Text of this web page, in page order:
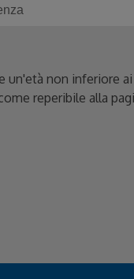
un'età non inferiore
reperibile alla